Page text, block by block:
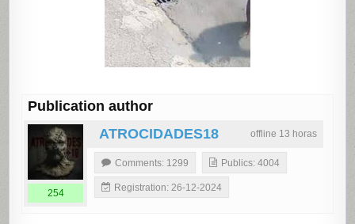
Publication author
offline 13 horas
ATROCIDADES18
254
Comments: 1299 Publics: 4004
Registration: 26-12-2024